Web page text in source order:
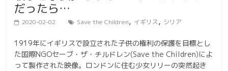
だったら…
2020-02-02 Save the Children, イギリス, シリア
1919年にイギリスで設立された子供の権利の保護を目標とし
た国際NGOセーブ・ザ・チルドレン(Save the Children)によ
って製作された映像。ロンドンに住む少女リリーの突然起き